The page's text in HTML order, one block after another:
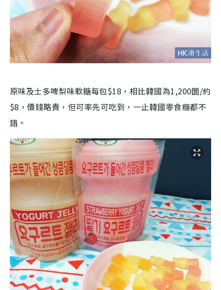
原味及士多啤梨味軟糖每包$18，相比韓國為1,200圜/約
$8，價錢略貴，但可率先可吃到，一止韓國零食癮都不
錯。